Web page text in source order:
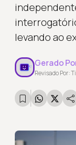
levando ao
Gerado
Revisado Por: